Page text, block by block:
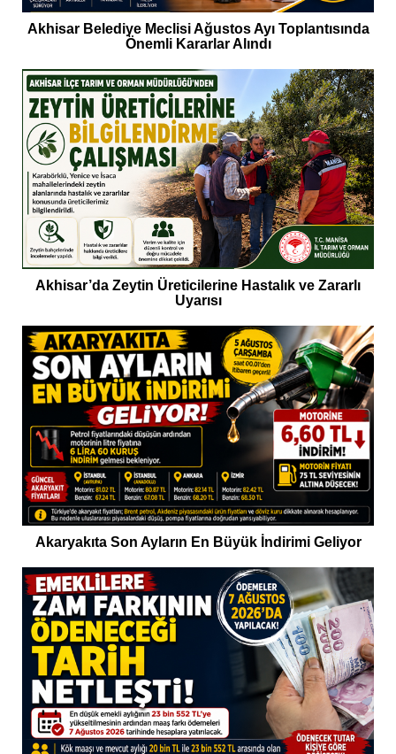
Akhisar Belediye Meclisi Ağustos Ayı Toplantısında
Önemli Kararlar Alındı
Akhisar’da Zeytin Üreticilerine Hastalık ve Zararlı
Uyarısı
Akaryakıta Son Ayların En Büyük İndirimi Geliyor